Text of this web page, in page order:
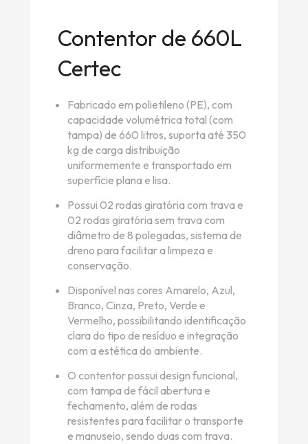
Contentor de 660L
Certec
Fabricado em polietileno (PE), com
capacidade volumétrica total (com
tampa) de 660 litros, suporta até 350
kg de carga distribuição
uniformemente e transportado em
superfície plana e lisa.
Possui 02 rodas giratória com trava e
02 rodas giratória sem trava com
diâmetro de 8 polegadas, sistema de
dreno para facilitar a limpeza e
conservação.
Disponível nas cores Amarelo, Azul,
Branco, Cinza, Preto, Verde e
Vermelho, possibilitando identificação
clara do tipo de resíduo e integração
com a estética do ambiente.
O contentor possui design funcional,
com tampa de fácil abertura e
fechamento, além de rodas
resistentes para facilitar o transporte
e manuseio, sendo duas com trava.